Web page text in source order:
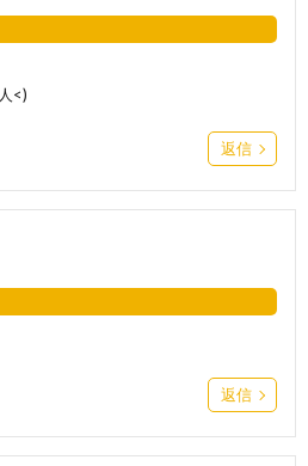
<)
返信
返信